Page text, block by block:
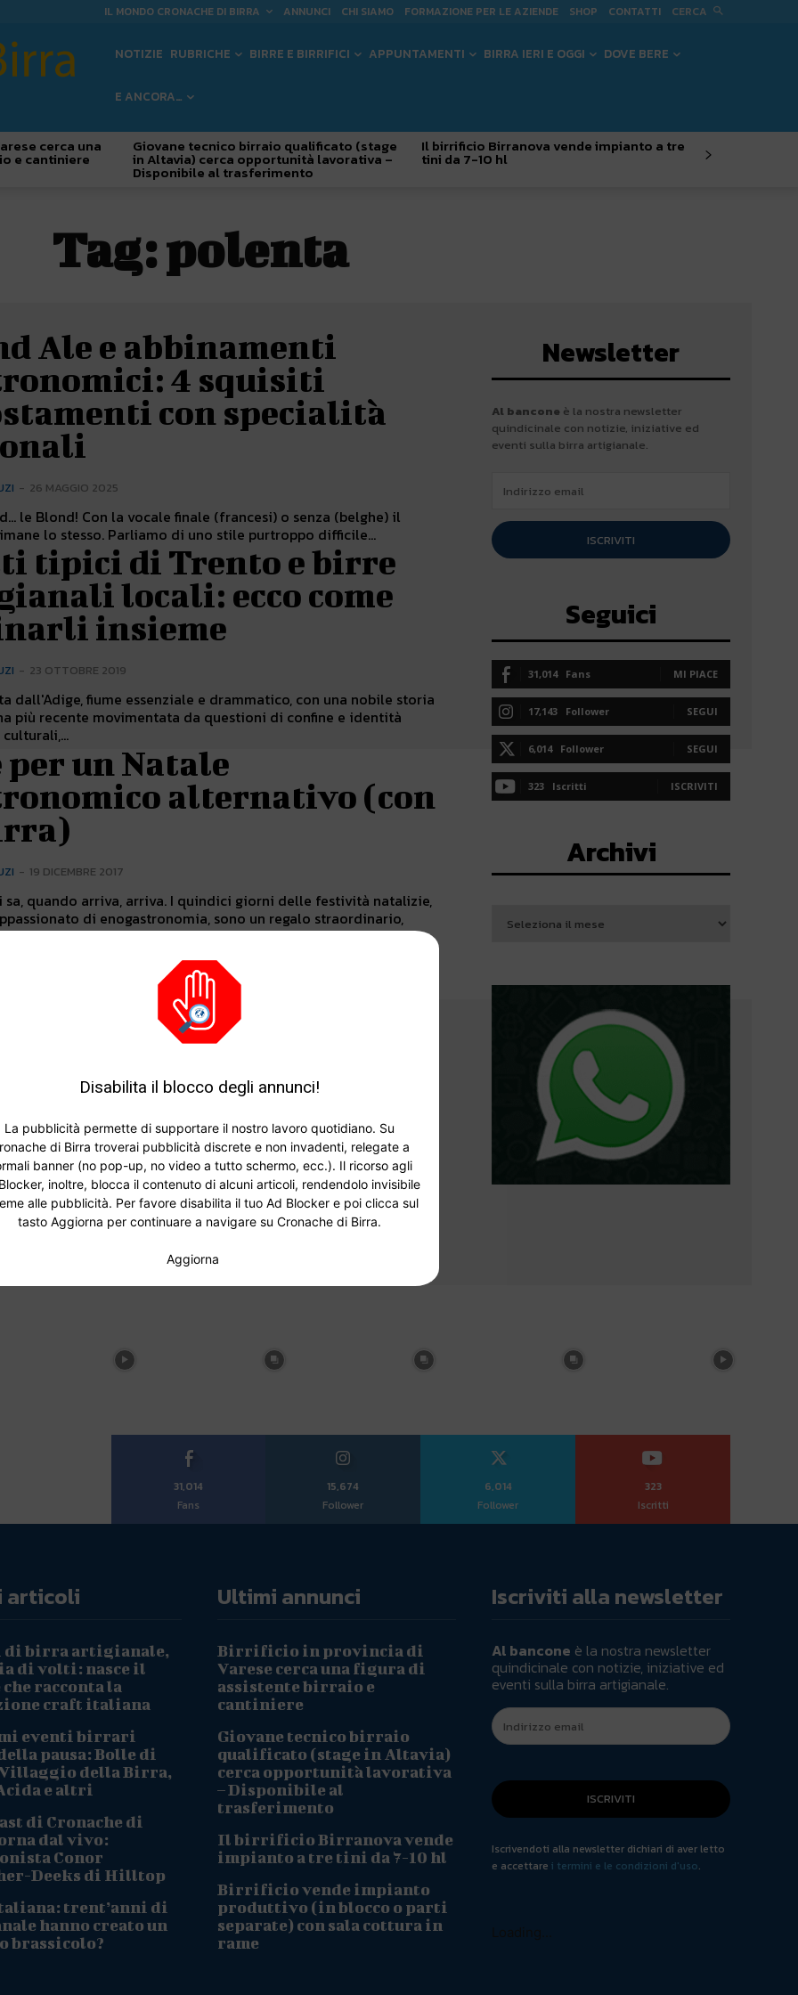
IL MONDO CRONACHE DI BIRRA ANNUNCI CHI SIAMO FORMAZIONE PER LE AZIENDE SHOP CONTATTI CERCA
NOTIZIE RUBRICHE BIRRE E BIRRIFICI APPUNTAMENTI BIRRA IERI E OGGI DOVE BERE
E ANCORA…
cerca una
e cantiniere
Giovane tecnico birraio qualificato (stage
in Altavia) cerca opportunità lavorativa –
Disponibile al trasferimento
Il birrificio Birranova vende impianto a tre
tini da 7-10 hl
Tag:polenta
Ale e abbinamenti
4 squisiti
con specialità
- 26 MAGGIO 2025
le Blond! Con la vocale finale (francesi) o senza (belghe) il
lo stesso. Parliamo di uno stile purtroppo difficile...
tipici di Trento e birre
locali: ecco come
insieme
- 23 OTTOBRE 2019
dall'Adige, fiume essenziale e drammatico, con una nobile storia
più recente movimentata da questioni di confine e identità
per un Natale
alternativo (con
- 19 DICEMBRE 2017
sa, quando arriva, arriva. I quindici giorni delle festività natalizie,
di enogastronomia, sono un regalo straordinario,
Newsletter
Al bancone è la nostra newsletter
quindicinale con notizie, iniziative ed
eventi sulla birra artigianale.
ISCRIVITI
Seguici
31,014 Fans MI PIACE
17,143 Follower SEGUI
6,014 Follower SEGUI
323 Iscritti ISCRIVITI
Archivi
31,014
Fans
15,674
Follower
6,014
Follower
323
Iscritti
articoli
di birra artigianale,
di volti: nasce il
racconta la
craft italiana
eventi birrari
pausa: Bolle di
della Birra,
e altri
di Cronache di
dal vivo:
Conor
Deeks di Hilltop
trent’anni di
hanno creato un
brassicolo?
Ultimi annunci
Birrificio in provincia di
Varese cerca una figura di
assistente birraio e
cantiniere
Giovane tecnico birraio
qualificato (stage in Altavia)
cerca opportunità lavorativa
– Disponibile al
trasferimento
Il birrificio Birranova vende
impianto a tre tini da 7-10 hl
Birrificio vende impianto
produttivo (in blocco o parti
separate) con sala cottura in
rame
Iscriviti alla newsletter
Al bancone è la nostra newsletter
quindicinale con notizie, iniziative ed
eventi sulla birra artigianale.
ISCRIVITI
Iscrivendoti alla newsletter dichiari di aver letto
e accettare i termini e le condizioni d'uso.
Disabilita il blocco degli annunci!
La pubblicità permette di supportare il nostro lavoro quotidiano. Su
di Birra troverai pubblicità discrete e non invadenti, relegate a
banner (no pop-up, no video a tutto schermo, ecc.). Il ricorso agli
inoltre, blocca il contenuto di alcuni articoli, rendendolo invisibile
alle pubblicità. Per favore disabilita il tuo Ad Blocker e poi clicca sul
tasto Aggiorna per continuare a navigare su Cronache di Birra.
Aggiorna